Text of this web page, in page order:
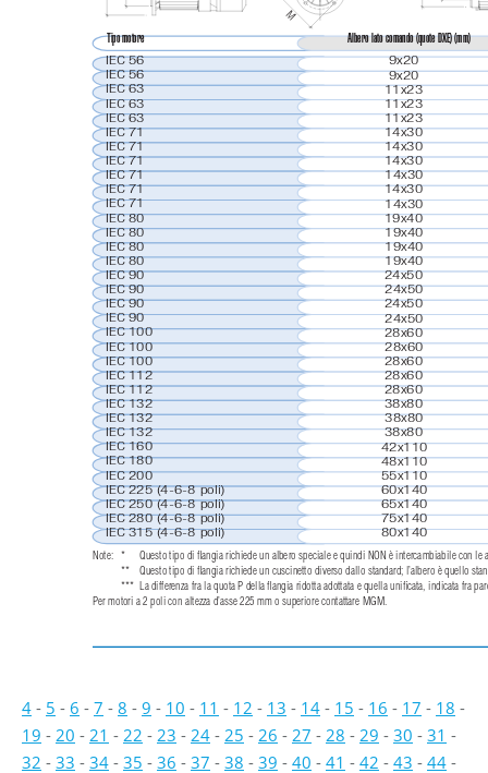
9x20
9x20
11x23
11x23
11x23
14x30
14x30
14x30
0
3
x
4
1
14x30
0
3
x
4
1
19x40
0
4
x
9
1
0
4
x
9
1
0
4
x
9
1
24x50
0
5
x
4
2
24x50
0
5
x
4
2
28x60
0
6
x
8
2
28x60
28x60
28x60
38x80
0
8
x
8
3
38x80
42x110
48x110
55x110
60x140
IEC 56
IEC 56
IEC 63
IEC 63
IEC 63
IEC 71
IEC 71
IEC 71
IEC 71
IEC 71
IEC 71
IEC 80
IEC 80
IEC 80
IEC 80
IEC 90
IEC 90
IEC 90
IEC 90
IEC 100
IEC 100
IEC 100
IEC 112
IEC 112
IEC 132
IEC 132
IEC 132
IEC 160
IEC 180
IEC 200
IEC 225 (4-6-8 poli)
65x140
IEC 250 (4-6-8 poli)
75x140
IEC 280 (4-6-8 poli)
80x140
IEC 315 (4-6-8 poli)
M
Note: *
Questo tipo di ﬂangia richiede un albero speciale e quindi NON è intercambiabile con
**
Questo tipo di ﬂangia richiede un cuscinetto diverso dallo standard; l’albero è quello
*** La differenza fra la quota P della ﬂangia ridotta adottata e quella uniﬁcata, indicata fra
Per motori a 2 poli con altezza d’asse 225 mm o superiore contattare MGM.
Tipo motore Albero lato comando (quote DXE) (mm)
4 - 5 - 6 - 7 - 8 - 9 - 10 - 11 - 12 - 13 - 14 - 15 - 16 - 17 - 18 -
19 - 20 - 21 - 22 - 23 - 24 - 25 - 26 - 27 - 28 - 29 - 30 - 31 -
32 - 33 - 34 - 35 - 36 - 37 - 38 - 39 - 40 - 41 - 42 - 43 - 44 -